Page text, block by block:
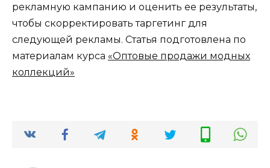
рекламную кампанию и оценить ее результаты,
чтобы скорректировать таргетинг для
следующей рекламы. Статья подготовлена по
материалам курса «Оптовые продажи модных
коллекций»